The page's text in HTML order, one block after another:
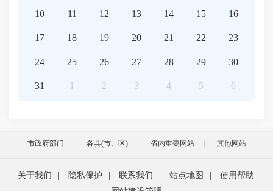
10 11 12 13 14 15 16
17 18 19 20 21 22 23
24 25 26 27 28 29 30
31 1 2 3 4 5 6
市政府部门 各县(市、区) 省内重要网站 其他网站
关于我们 隐私保护 联系我们 站点地图 使用帮助